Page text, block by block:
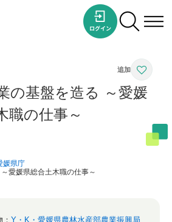
の基盤を造る ～愛媛
職の仕事～
媛県庁
愛媛県総合土木職の仕事～
Y・K・愛媛県農林水産部農業振興局